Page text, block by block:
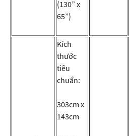
(130” x
65”)
Kích
thước
tiêu
chuẩn:
303cm x
143cm